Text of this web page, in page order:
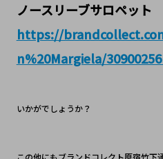
ノースリーブサロペット
https://
n%20Margiela/
いかがでしょうか？
この他にもブランドコレクト原宿竹下